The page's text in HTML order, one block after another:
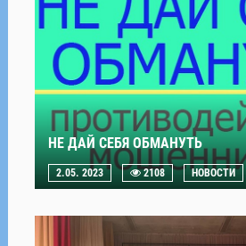
НЕ ДАЙ СЕБЯ ОБМАНУТЬ
2.05. 2023 2108 НОВОСТИ